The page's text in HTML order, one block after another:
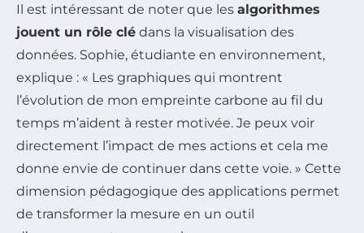
Il est intéressant de noter que les algorithmes
jouent un rôle clé dans la visualisation des
données. Sophie, étudiante en environnement,
explique : « Les graphiques qui montrent
l’évolution de mon empreinte carbone au fil du
temps m’aident à rester motivée. Je peux voir
directement l’impact de mes actions et cela me
donne envie de continuer dans cette voie. » Cette
dimension pédagogique des applications permet
de transformer la mesure en un outil